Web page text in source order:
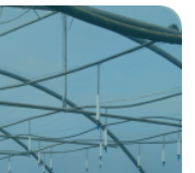
на-Дону,